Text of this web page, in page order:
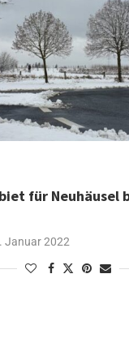
für Neuhäusel
Januar 2022